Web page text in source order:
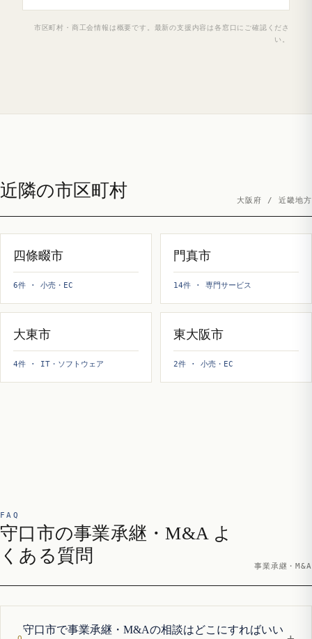
市区町村・商工会情報は概要です。最新の支援内容は各窓口にご確認くださ
い。
近隣の市区町村 大阪府 / 近畿地方
四條畷市
6件 · 小売・EC
門真市
14件 · 専門サービス
大東市
4件 · IT・ソフトウェア
東大阪市
2件 · 小売・EC
FAQ
守口市の事業承継・M&A よ
くある質問
事業承継・M&A
守口市で事業承継・M&Aの相談はどこにすればいい